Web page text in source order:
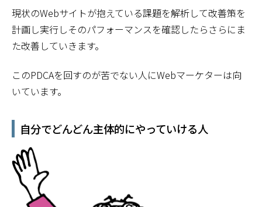
現状のWebサイトが抱えている課題を解析して改善策を
計画し実行しそのパフォーマンスを確認したらさらにま
た改善していきます。
このPDCAを回すのが苦でない人にWebマーケターは向
いています。
自分でどんどん主体的にやっていける人